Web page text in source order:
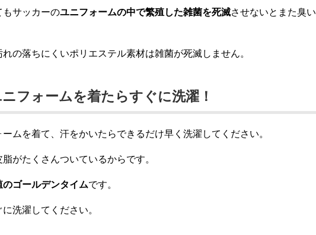
もサッカーのユニフォームの中で繁殖した雑菌を死滅させないとまた臭い
れの落ちにくいポリエステル素材は雑菌が死滅しません。
フォームを着たらすぐに洗濯！
ムを着て、汗をかいたらできるだけ早く洗濯 してください。
がたくさんついているからです。
ゴールデンタイムです。
に洗濯 してください。